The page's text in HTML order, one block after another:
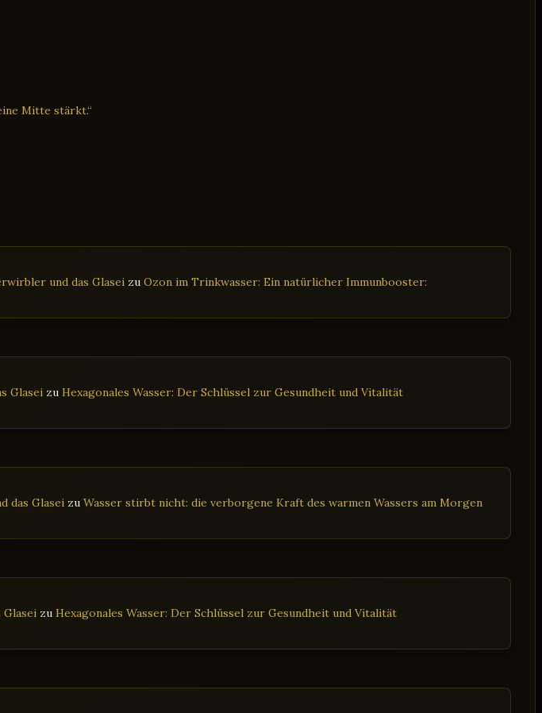
Mitte stärkt.“
und das Glasei zu Ozon im Trinkwasser: Ein natürlicher Immunbooster:
Glasei zu Hexagonales Wasser: Der Schlüssel zur Gesundheit und Vitalität
das Glasei zu Wasser stirbt nicht: die verborgene Kraft des warmen Wassers am Morgen
Glasei zu Hexagonales Wasser: Der Schlüssel zur Gesundheit und Vitalität